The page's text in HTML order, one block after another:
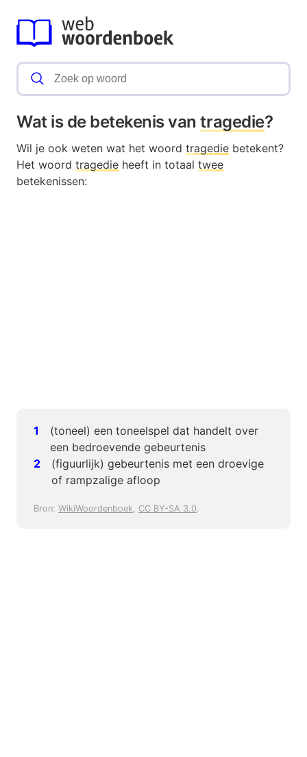
Wat is de betekenis vantragedie?
Wil je ook weten wat het woord tragedie betekent?
Het woord tragedie heeft in totaal twee
betekenissen:
(toneel) een toneelspel dat handelt over
een bedroevende gebeurtenis
(figuurlijk) gebeurtenis met een droevige
of rampzalige afloop
Bron: WikiWoordenboek, CC BY-SA 3.0.